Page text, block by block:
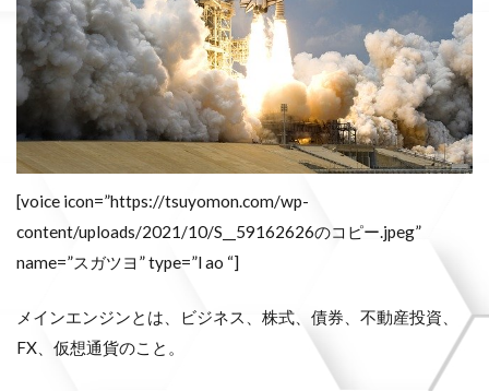
[voice icon=”https://tsuyomon.com/wp-
content/uploads/2021/10/S__59162626のコピー.jpeg”
name=”スガツヨ” type=”l ao “]
メインエンジンとは、ビジネス、株式、債券、不動産投資、
FX、仮想通貨のこと。